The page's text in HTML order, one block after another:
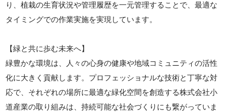
り、植栽の生育状況や管理履歴を一元管理することで、最適な
タイミングでの作業実施を実現しています。
【緑と共に歩む未来へ】
緑豊かな環境は、人々の心身の健康や地域コミュニティの活性
化に大きく貢献します。プロフェッショナルな技術と丁寧な対
応で、それぞれの場所に最適な緑化空間を創造する株式会社小
道産業の取り組みは、持続可能な社会づくりにも繋がっていま